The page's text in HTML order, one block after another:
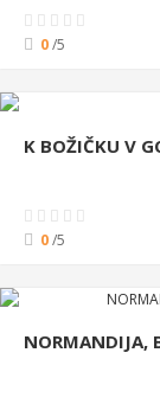
0/5
K BOŽIČKU V
0/5
NORMANDIJA,